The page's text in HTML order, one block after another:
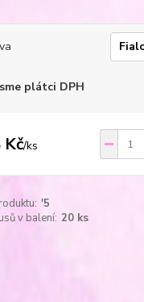
plátci DPH
Kč/ks
'5
v balení: 20 ks